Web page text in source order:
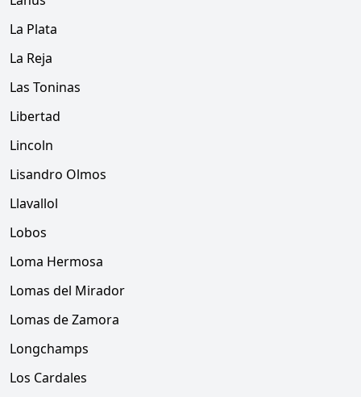
La Plata
La Reja
Las Toninas
Libertad
Lincoln
Lisandro Olmos
Llavallol
Lobos
Loma Hermosa
Lomas del Mirador
Lomas de Zamora
Longchamps
Los Cardales